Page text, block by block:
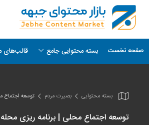
صفحه نخست بسته محتوایی جامع قالب‌های
بسته محتوایی بصیرت مردم توسعه اجتماع
توسعه اجتماع محلی | برنامه ریزی